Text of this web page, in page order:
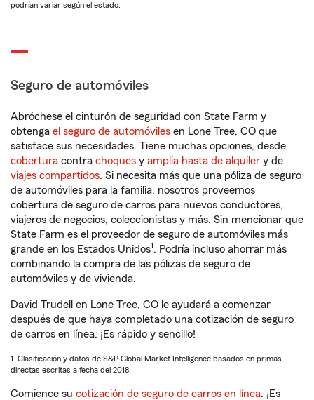
podrían variar según el estado.
Seguro de automóviles
Abróchese el cinturón de seguridad con State Farm y
obtenga el seguro de automóviles en Lone Tree, CO que
satisface sus necesidades. Tiene muchas opciones, desde
cobertura contra choques y amplia hasta de alquiler y de
viajes compartidos. Si necesita más que una póliza de seguro
de automóviles para la familia, nosotros proveemos
cobertura de seguro de carros para nuevos conductores,
viajeros de negocios, coleccionistas y más. Sin mencionar que
State Farm es el proveedor de seguro de automóviles más
grande en los Estados Unidos1. Podría incluso ahorrar más
combinando la compra de las pólizas de seguro de
automóviles y de vivienda.
David Trudell en Lone Tree, CO le ayudará a comenzar
después de que haya completado una cotización de seguro
de carros en línea. ¡Es rápido y sencillo!
1. Clasificación y datos de S&P Global Market Intelligence basados en primas
directas escritas a fecha del 2018.
Comience su cotización de seguro de carros en línea. ¡Es